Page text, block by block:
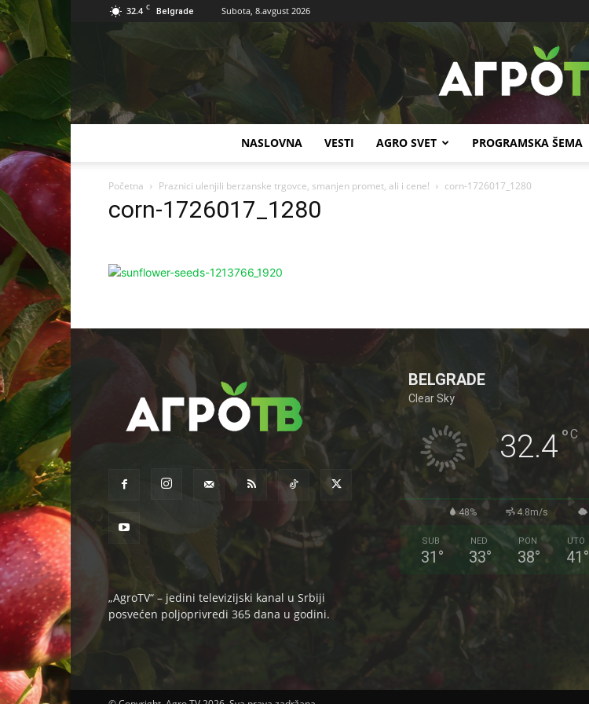
32.4 C Belgrade Subota, 8.avgust 2026
NASLOVNA VESTI AGRO SVET PROGRAMSKA ŠEMA
Početna Praznici ulenjili berzanske trgovce, smanjen promet, ali i cene! corn-1726017_1280
corn-1726017_1280
„AgroTV“ – jedini televizijski kanal u Srbiji
posvećen poljoprivredi 365 dana u godini.
BELGRADE
Clear Sky
32.4°C
48% 4.8m/s
SUB
31 °
NED
33°
PON
38°
UTO
41 °